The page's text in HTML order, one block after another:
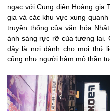
ngạc với Cung điện Hoàng gia
gia và các khu vực xung
truyền thống của văn hóa
ánh sáng rực rỡ của tương lai.
đây là nơi dành cho mọi thứ
cũng như người hâm mộ thần